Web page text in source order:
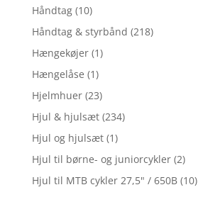
Håndtag (10)
Håndtag & styrbånd (218)
Hængekøjer (1)
Hængelåse (1)
Hjelmhuer (23)
Hjul & hjulsæt (234)
Hjul og hjulsæt (1)
Hjul til børne- og juniorcykler (2)
Hjul til MTB cykler 27,5" / 650B (10)